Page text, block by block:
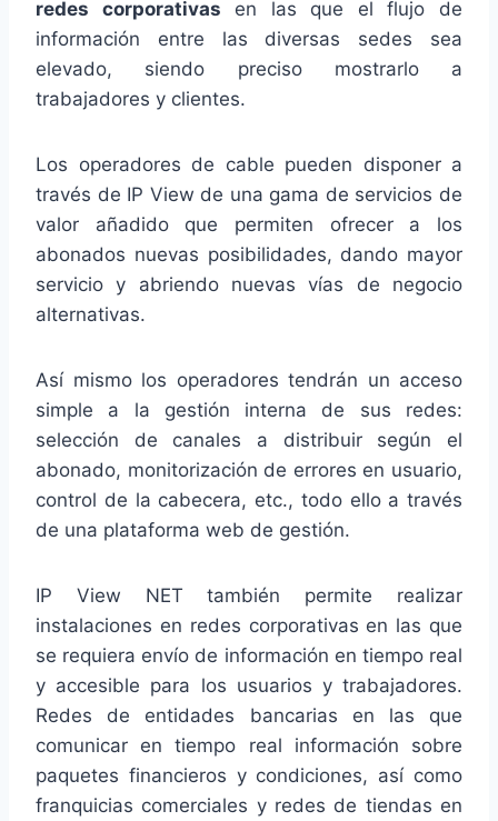
redes corporativas en las que el flujo de
información entre las diversas sedes sea
elevado, siendo preciso mostrarlo a
trabajadores y clientes.
Los operadores de cable pueden disponer a
través de IP View de una gama de servicios de
valor añadido que permiten ofrecer a los
abonados nuevas posibilidades, dando mayor
servicio y abriendo nuevas vías de negocio
alternativas.
Así mismo los operadores tendrán un acceso
simple a la gestión interna de sus redes:
selección de canales a distribuir según el
abonado, monitorización de errores en usuario,
control de la cabecera, etc., todo ello a través
de una plataforma web de gestión.
IP View NET también permite realizar
instalaciones en redes corporativas en las que
se requiera envío de información en tiempo real
y accesible para los usuarios y trabajadores.
Redes de entidades bancarias en las que
comunicar en tiempo real información sobre
paquetes financieros y condiciones, así como
franquicias comerciales y redes de tiendas en